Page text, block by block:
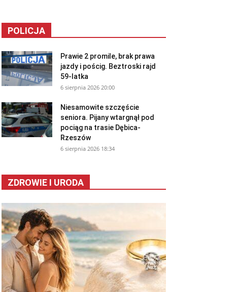
POLICJA
Prawie 2 promile, brak prawa
jazdy i pościg. Beztroski rajd
59-latka
6 sierpnia 2026 20:00
Niesamowite szczęście
seniora. Pijany wtargnął pod
pociąg na trasie Dębica-
Rzeszów
6 sierpnia 2026 18:34
ZDROWIE I URODA